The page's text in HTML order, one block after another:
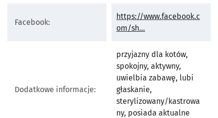
Facebook:
https://www.facebook.c
om/sh...
Dodatkowe informacje:
przyjazny dla kotów,
spokojny, aktywny,
uwielbia zabawę, lubi
głaskanie,
sterylizowany/kastrowa
ny, posiada aktualne